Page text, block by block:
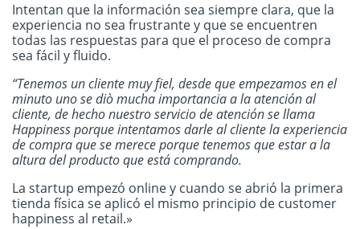
Intentan que la información sea siempre clara, que la
experiencia no sea frustrante y que se encuentren
todas las respuestas para que el proceso de compra
sea fácil y fluido.
“Tenemos un cliente muy fiel, desde que empezamos en el
minuto uno se diò mucha importancia a la atención al
cliente, de hecho nuestro servicio de atención se llama
Happiness porque intentamos darle al cliente la experiencia
de compra que se merece porque tenemos que estar a la
altura del producto que está comprando.
La startup empezó online y cuando se abrió la primera
tienda física se aplicó el mismo principio de customer
happiness al retail.»